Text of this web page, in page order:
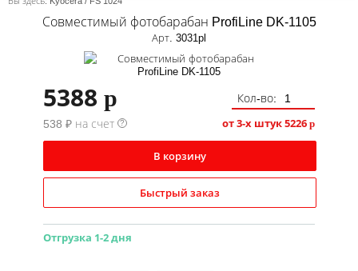
Canon
Epson
HP
IBM
Kodak
Совместимый фотобарабан ProfiLine DK-1105
Арт. 3031pl
5388 p
Кол-во:
538 ₽ на счет
? от 3-х штук5226 p
В корзину
Быстрый заказ
Отгрузка 1-2 дня